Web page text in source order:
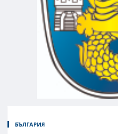
БЪЛГАРИЯ